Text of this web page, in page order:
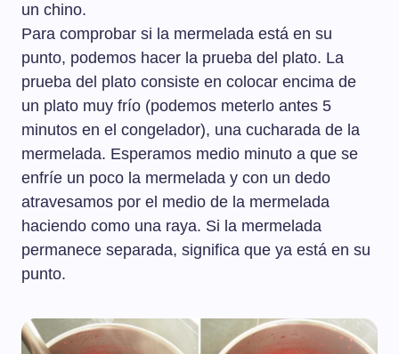
un chino.
Para comprobar si la mermelada está en su
punto, podemos hacer la prueba del plato. La
prueba del plato consiste en colocar encima de
un plato muy frío (podemos meterlo antes 5
minutos en el congelador), una cucharada de la
mermelada. Esperamos medio minuto a que se
enfríe un poco la mermelada y con un dedo
atravesamos por el medio de la mermelada
haciendo como una raya. Si la mermelada
permanece separada, significa que ya está en su
punto.